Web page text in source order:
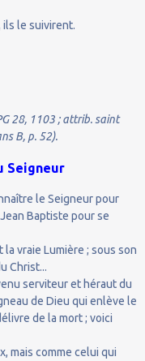
le suivirent.
28, 1103 ; attrib. saint
B, p. 52).
Seigneur
le Seigneur pour
Baptiste pour se
vraie Lumière ; sous son
Christ...
serviteur et héraut du
de Dieu qui enlève le
de la mort ; voici
mais comme celui qui